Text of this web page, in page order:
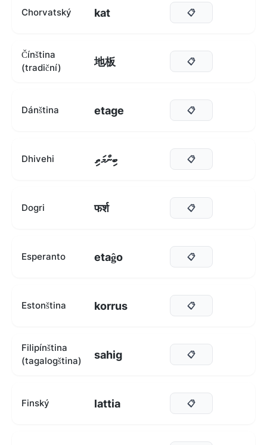
Chorvatský kat 📋
Čínština
(tradiční)
地板 📋
Dánština etage 📋
Dhivehi ބިންމަތި 📋
Dogri फर्श 📋
Esperanto etaĝo 📋
Estonština korrus 📋
Filipínština
(tagalogština)
sahig 📋
Finský lattia 📋